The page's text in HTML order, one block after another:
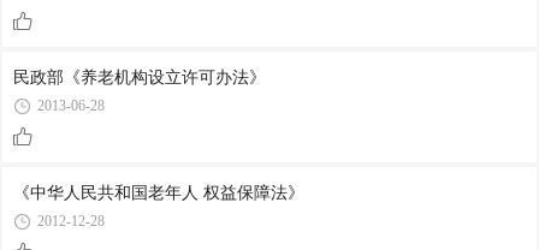
民政部《养老机构设立许可办法》
2013-06-28
《中华人民共和国老年人 权益保障法》
2012-12-28